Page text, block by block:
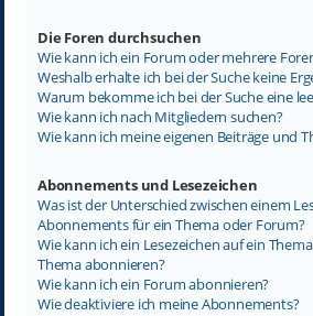
Die Foren durchsuchen
Wie kann ich ein Forum oder mehrere
Weshalb erhalte ich bei der Suche keine
Warum bekomme ich bei der Suche eine
Wie kann ich nach Mitgliedern suchen?
Wie kann ich meine eigenen Beiträge und
Abonnements und Lesezeichen
Was ist der Unterschied zwischen einem
Abonnements für ein Thema oder Forum?
Wie kann ich ein Lesezeichen auf ein
Thema abonnieren?
Wie kann ich ein Forum abonnieren?
Wie deaktiviere ich meine Abonnements?